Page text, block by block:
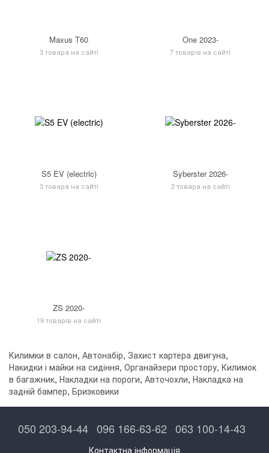
Maxus T60
3 товара на сайті
One 2023-
7 товарів на сайті
S5 EV (electric)
3 товара на сайті
Syberster 2026-
2 товара на сайті
ZS 2020-
19 товарів на сайті
Килимки в салон, Автонабір, Захист картера двигуна,
Накидки і майки на сидіння, Органайзери простору, Килимок
в багажник, Накладки на пороги, Авточохли, Накладка на
задній бампер, Бризковики
050 203-94-44 096 166-63-62 063 100-14-43
Контактна інформація